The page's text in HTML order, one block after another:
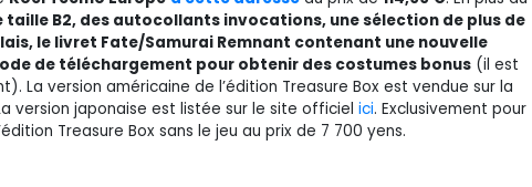
taille B2, des autocollants invocations, une sélection de plus de
le livret Fate/Samurai Remnant contenant une nouvelle
de téléchargement pour obtenir des costumes bonus (il est
La version américaine de l’édition Treasure Box est vendue sur la
version japonaise est listée sur le site officiel ici. Exclusivement pour
Treasure Box sans le jeu au prix de 7 700 yens.